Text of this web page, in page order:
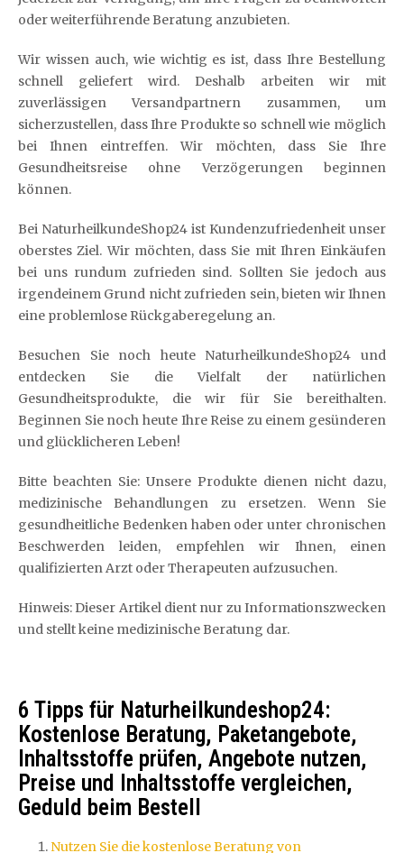
oder weiterführende Beratung anzubieten.
Wir wissen auch, wie wichtig es ist, dass Ihre Bestellung
schnell geliefert wird. Deshalb arbeiten wir mit
zuverlässigen Versandpartnern zusammen, um
sicherzustellen, dass Ihre Produkte so schnell wie möglich
bei Ihnen eintreffen. Wir möchten, dass Sie Ihre
Gesundheitsreise ohne Verzögerungen beginnen
können.
Bei NaturheilkundeShop24 ist Kundenzufriedenheit unser
oberstes Ziel. Wir möchten, dass Sie mit Ihren Einkäufen
bei uns rundum zufrieden sind. Sollten Sie jedoch aus
irgendeinem Grund nicht zufrieden sein, bieten wir Ihnen
eine problemlose Rückgaberegelung an.
Besuchen Sie noch heute NaturheilkundeShop24 und
entdecken Sie die Vielfalt der natürlichen
Gesundheitsprodukte, die wir für Sie bereithalten.
Beginnen Sie noch heute Ihre Reise zu einem gesünderen
und glücklicheren Leben!
Bitte beachten Sie: Unsere Produkte dienen nicht dazu,
medizinische Behandlungen zu ersetzen. Wenn Sie
gesundheitliche Bedenken haben oder unter chronischen
Beschwerden leiden, empfehlen wir Ihnen, einen
qualifizierten Arzt oder Therapeuten aufzusuchen.
Hinweis: Dieser Artikel dient nur zu Informationszwecken
und stellt keine medizinische Beratung dar.
6 Tipps für Naturheilkundeshop24:
Kostenlose Beratung, Paketangebote,
Inhaltsstoffe prüfen, Angebote nutzen,
Preise und Inhaltsstoffe vergleichen,
Geduld beim Bestell
Nutzen Sie die kostenlose Beratung von